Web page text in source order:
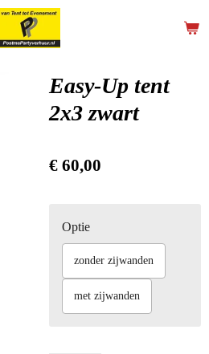
Easy-Up tent
2x3 zwart
€ 60,00
Optie
zonder zijwanden
met zijwanden